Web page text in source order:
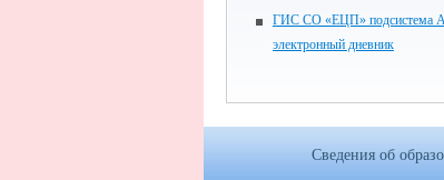
ГИС СО «ЕЦП» подсистема
электронный дневник
Сведения об